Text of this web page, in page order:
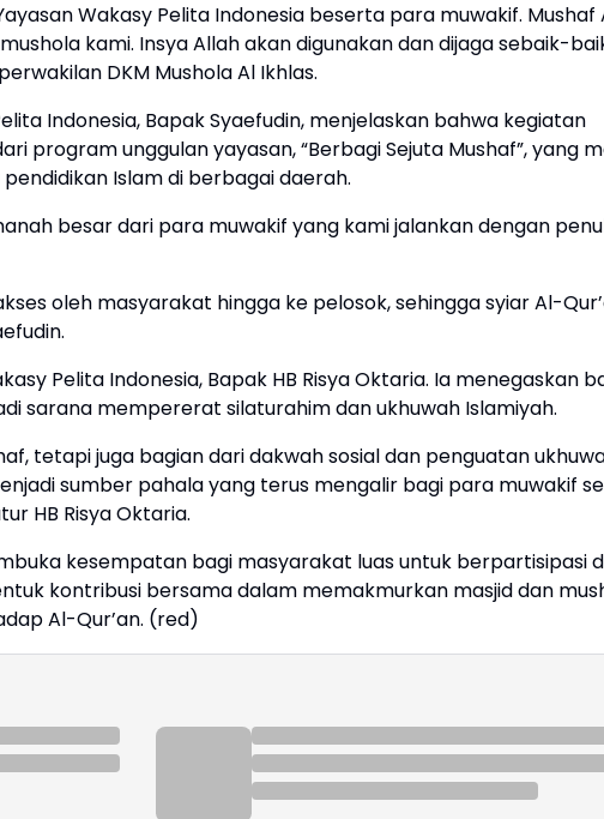
Wakasy Pelita Indonesia beserta para muwakif. Mushaf
kami. Insya Allah akan digunakan dan dijaga sebaik-
DKM Mushola Al Ikhlas.
Indonesia, Bapak Syaefudin, menjelaskan bahwa kegiatan
program unggulan yayasan, “Berbagi Sejuta Mushaf”, yang
Islam di berbagai daerah.
besar dari para muwakif yang kami jalankan dengan
oleh masyarakat hingga ke pelosok, sehingga syiar Al-
Pelita Indonesia, Bapak HB Risya Oktaria. Ia menegaskan
sarana mempererat silaturahim dan ukhuwah Islamiyah.
tetapi juga bagian dari dakwah sosial dan penguatan
sumber pahala yang terus mengalir bagi para muwakif
HB Risya Oktaria.
kesempatan bagi masyarakat luas untuk berpartisipasi
kontribusi bersama dalam memakmurkan masjid dan
Al-Qur’an. (red)